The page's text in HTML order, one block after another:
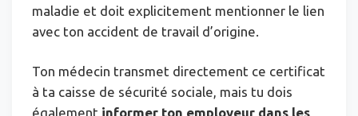
maladie et doit explicitement mentionner le lien
avec ton accident de travail d’origine.
Ton médecin transmet directement ce certificat
à ta caisse de sécurité sociale, mais tu dois
également informer ton employeur dans les